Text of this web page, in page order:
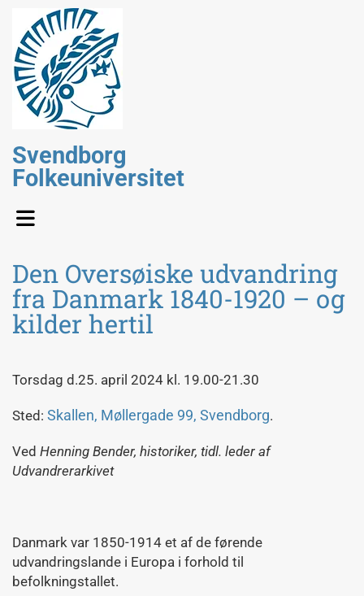
Svendborg
Folkeuniversitet
Den Oversøiske udvandring
fra Danmark 1840-1920 – og
kilder hertil
Torsdag d.25. april 2024 kl. 19.00-21.30
Sted: Skallen, Møllergade 99, Svendborg.
Ved Henning Bender, historiker, tidl. leder af
Udvandrerarkivet
Danmark var 1850-1914 et af de førende
udvandringslande i Europa i forhold til
befolkningstallet.